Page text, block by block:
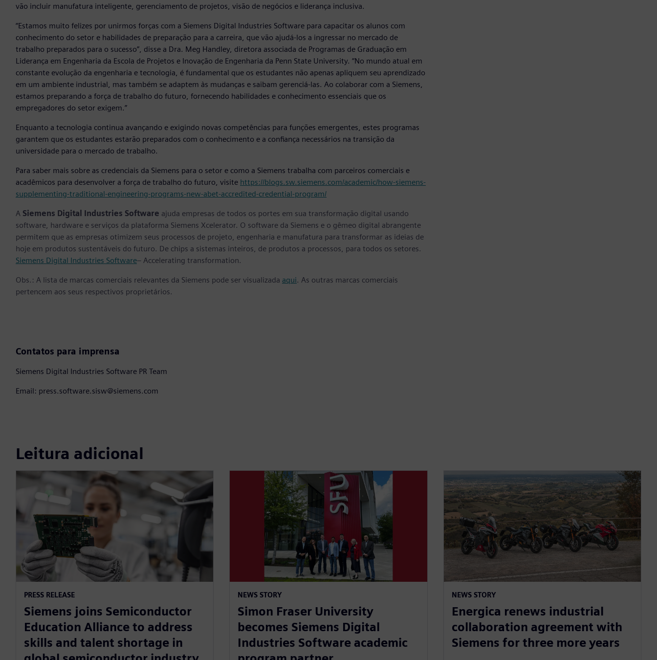
vão incluir manufatura inteligente, gerenciamento de projetos, visão de negócios e liderança inclusiva.
“Estamos muito felizes por unirmos forças com a Siemens Digital Industries Software para capacitar os alunos com
conhecimento do setor e habilidades de preparação para a carreira, que vão ajudá-los a ingressar no mercado de
trabalho preparados para o sucesso”, disse a Dra. Meg Handley, diretora associada de Programas de Graduação em
Liderança em Engenharia da Escola de Projetos e Inovação de Engenharia da Penn State University. “No mundo atual em
constante evolução da engenharia e tecnologia, é fundamental que os estudantes não apenas apliquem seu aprendizado
em um ambiente industrial, mas também se adaptem às mudanças e saibam gerenciá-las. Ao colaborar com a Siemens,
estamos preparando a força de trabalho do futuro, fornecendo habilidades e conhecimento essenciais que os
empregadores do setor exigem.”
Enquanto a tecnologia continua avançando e exigindo novas competências para funções emergentes, estes programas
garantem que os estudantes estarão preparados com o conhecimento e a confiança necessários na transição da
universidade para o mercado de trabalho.
Para saber mais sobre as credenciais da Siemens para o setor e como a Siemens trabalha com parceiros comerciais e
acadêmicos para desenvolver a força de trabalho do futuro, visite https://blogs.sw.siemens.com/academic/how-siemens-
supplementing-traditional-engineering-programs-new-abet-accredited-credential-program/
A Siemens Digital Industries Software ajuda empresas de todos os portes em sua transformação digital usando
software, hardware e serviços da plataforma Siemens Xcelerator. O software da Siemens e o gêmeo digital abrangente
permitem que as empresas otimizem seus processos de projeto, engenharia e manufatura para transformar as ideias de
hoje em produtos sustentáveis do futuro. De chips a sistemas inteiros, de produtos a processos, para todos os setores.
Siemens Digital Industries Software– Accelerating transformation.
Obs.: A lista de marcas comerciais relevantes da Siemens pode ser visualizada aqui. As outras marcas comerciais
pertencem aos seus respectivos proprietários.
Contatos para imprensa
Siemens Digital Industries Software PR Team
Email: press.software.sisw@siemens.com
Leitura adicional
PRESS RELEASE
Siemens joins Semiconductor
Education Alliance to address
skills and talent shortage in
NEWS STORY
Simon Fraser University
becomes Siemens Digital
Industries Software academic
NEWS STORY
Energica renews industrial
collaboration agreement with
Siemens for three more years